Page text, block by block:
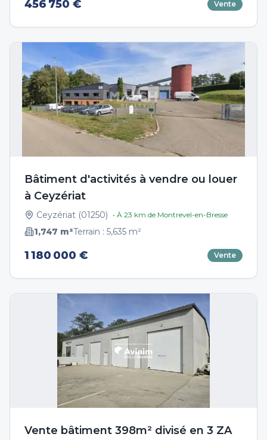
456 750 € Vente
Bâtiment d'activités à vendre ou louer
à Ceyzériat
Ceyzériat (01250) • À 23 km de Montrevel-en-Bresse
1,747 m²Terrain : 5,635 m²
1 180 000 € Vente
Vente bâtiment 398m² divisé en 3 ZA